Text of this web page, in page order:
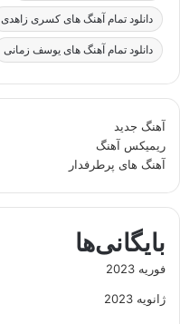
دانلود تمام آهنگ های کسری زاهدی
دانلود تمام آهنگ های یوسف زمانی
آهنگ جدید
ریمیکس آهنگ
آهنگ های پرطرفدار
بایگانی‌ها
فوریه 2023
ژانویه 2023